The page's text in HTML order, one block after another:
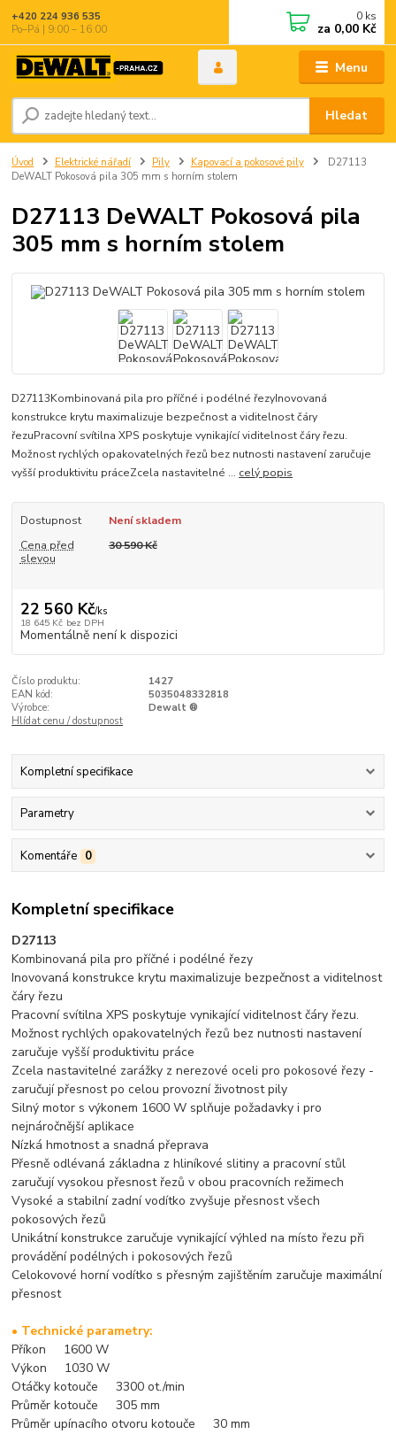
Menu
Hledat
+420 224 936 535
Po–Pá | 9:00 – 16:00
0 ks
za 0,00 Kč
Úvod Elektrické nářadí Pily Kapovací a pokosové pily
D27113
DeWALT Pokosová pila 305 mm s horním stolem
D27113 DeWALT Pokosová pila
305 mm s horním stolem
D27113Kombinovaná pila pro příčné i podélné řezyInovovaná
konstrukce krytu maximalizuje bezpečnost a viditelnost čáry
řezuPracovní svítilna XPS poskytuje vynikající viditelnost čáry řezu.
Možnost rychlých opakovatelných řezů bez nutnosti nastavení zaručuje
vyšší produktivitu práceZcela nastavitelné ... celý popis
Dostupnost
Není skladem
Cena před
slevou
30 590 Kč
22 560 Kč/ks
18 645 Kč bez DPH
Momentálně není k dispozici
Číslo produktu:
1427
EAN kód:
5035048332818
Výrobce:
Dewalt ®
Hlídat cenu / dostupnost
Kompletní specifikace
Parametry
Komentáře 0
Kompletní specifikace
D27113
Kombinovaná pila pro příčné i podélné řezy
Inovovaná konstrukce krytu maximalizuje bezpečnost a viditelnost
čáry řezu
Pracovní svítilna XPS poskytuje vynikající viditelnost čáry řezu.
Možnost rychlých opakovatelných řezů bez nutnosti nastavení
zaručuje vyšší produktivitu práce
Zcela nastavitelné zarážky z nerezové oceli pro pokosové řezy -
zaručují přesnost po celou provozní životnost pily
Silný motor s výkonem 1600 W splňuje požadavky i pro
nejnáročnější aplikace
Nízká hmotnost a snadná přeprava
Přesně odlévaná základna z hliníkové slitiny a pracovní stůl
zaručují vysokou přesnost řezů v obou pracovních režimech
Vysoké a stabilní zadní vodítko zvyšuje přesnost všech
pokosových řezů
Unikátní konstrukce zaručuje vynikající výhled na místo řezu při
provádění podélných i pokosových řezů
Celokovové horní vodítko s přesným zajištěním zaručuje maximální
přesnost
• Technické parametry:
Příkon 1600 W
Výkon 1030 W
Otáčky kotouče 3300 ot./min
Průměr kotouče 305 mm
Průměr upínacího otvoru kotouče 30 mm